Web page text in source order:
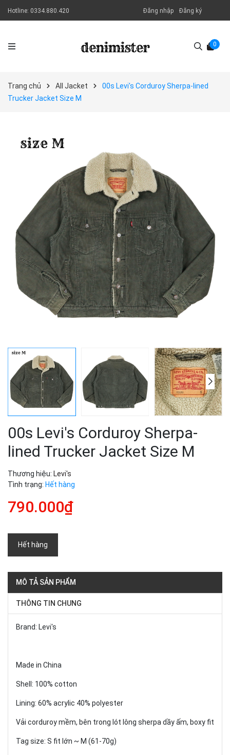
Hotline: 0334.880.420 Đăng nhập Đăng ký
0
Trang chủ All Jacket
00s Levi's Corduroy Sherpa-lined
Trucker Jacket Size M
00s Levi's Corduroy Sherpa-
lined Trucker Jacket Size M
Thương hiệu: Levi's
Tình trạng: Hết hàng
790.000₫
Hết hàng
MÔ TẢ SẢN PHẨM
THÔNG TIN CHUNG
Brand: Levi's
Made in China
Shell: 100% cotton
Lining: 60% acrylic 40% polyester
Vải corduroy mềm, bên trong lót lông sherpa dầy ấm, boxy fit
Tag size: S fit lớn ~ M (61-70g)